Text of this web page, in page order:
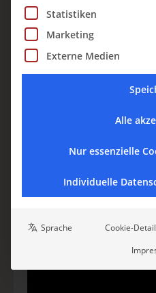
Eventvilla La Personala
Exklusive
Romagna für
besondere
In den Händen von
Events in dieser Luxusvilla
Statistiken
Marketing
Externe Medien
Alle
Nur essenzielle
Individuelle
Sprache Cookie-